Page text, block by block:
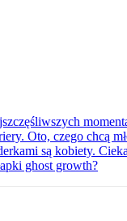
Oto, czego chcą
są kobiety.
ghost growth?